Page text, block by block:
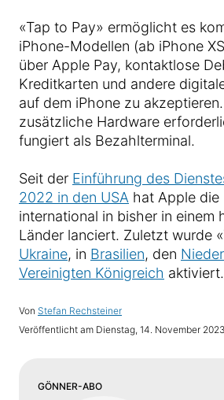
«Tap to Pay» ermöglicht es
iPhone-Modellen (ab iPhone
über Apple Pay, kontaktlose
Kreditkarten und andere
auf dem iPhone zu
zusätzliche Hardware
fungiert als Bezahlterminal.
Seit der Einführung des
2022 in den USA hat Apple die
international in bisher in einem
Länder lanciert. Zuletzt wurde
Ukraine, in Brasilien, den
Vereinigten Königreich aktiviert.
Von Stefan Rechsteiner
Veröffentlicht am Dienstag, 14. November
GÖNNER-ABO